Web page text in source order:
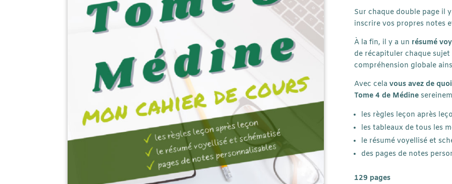
Sur chaque double page il
inscrire vos propres notes
À la fin, il y a un résumé
derécapituler chaque sujet
compréhension globale
Avec cela vous avez de
Tome 4 de Médine
les règles leçon après
les tableaux de tous les
le résumé voyellisé et
des pages de notes
129 pages